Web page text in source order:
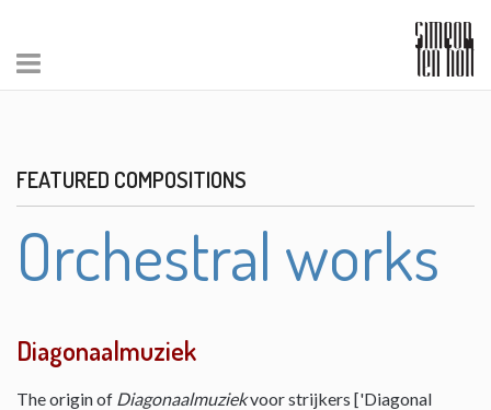
FEATURED COMPOSITIONS
Orchestral works
Diagonaalmuziek
The origin of Diagonaalmuziekvoor strijkers ['Diagonal